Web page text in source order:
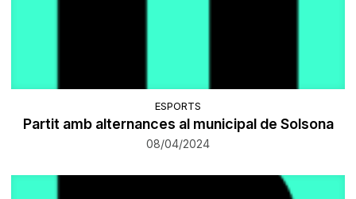
ESPORTS
​Partit amb alternances al municipal de Solsona
08/04/2024